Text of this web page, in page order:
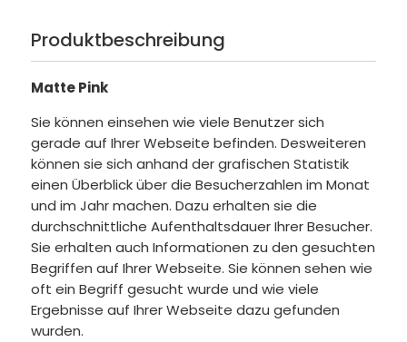
Produktbeschreibung
Matte Pink
Sie können einsehen wie viele Benutzer sich
gerade auf Ihrer Webseite befinden. Desweiteren
können sie sich anhand der grafischen Statistik
einen Überblick über die Besucherzahlen im Monat
und im Jahr machen. Dazu erhalten sie die
durchschnittliche Aufenthaltsdauer Ihrer Besucher.
Sie erhalten auch Informationen zu den gesuchten
Begriffen auf Ihrer Webseite. Sie können sehen wie
oft ein Begriff gesucht wurde und wie viele
Ergebnisse auf Ihrer Webseite dazu gefunden
wurden.